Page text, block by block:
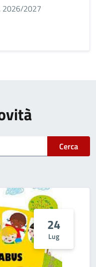
2026/2027
Cerca
24
Lug